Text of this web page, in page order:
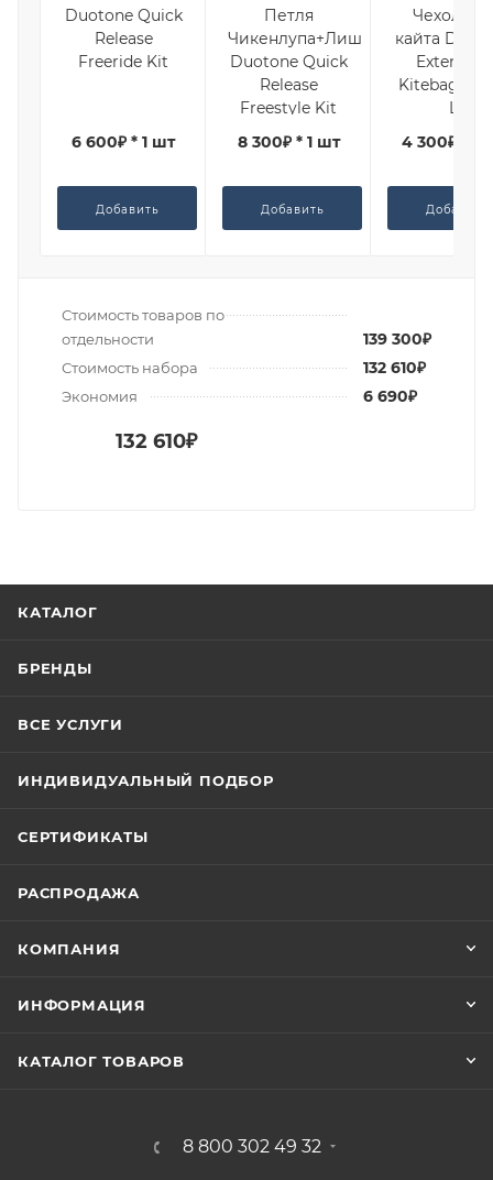
Duotone Quick
Release
Freeride Kit
6 600₽ * 1 шт
Добавить
Петля
Чикенлупа+Лиш
Duotone Quick
Release
Freestyle Kit
8 300₽ * 1 шт
Добавить
Чехол для
кайта
Extension
Kitebag
L
4 300₽ * 1
Добавить
Стоимость товаров по
отдельности
139 300₽
Стоимость набора 132 610₽
Экономия 6 690₽
132 610₽
КАТАЛОГ
БРЕНДЫ
ВСЕ УСЛУГИ
ИНДИВИДУАЛЬНЫЙ ПОДБОР
СЕРТИФИКАТЫ
РАСПРОДАЖА
КОМПАНИЯ
ИНФОРМАЦИЯ
КАТАЛОГ ТОВАРОВ
8 800 302 49 32